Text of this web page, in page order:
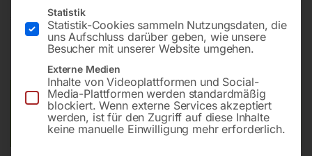
13.800,00 €16.020,00
inkl. MwSt. zzgl.Versandkosten
Versandkosten Standard (Österreich):€40,00
Bitte beachten Sie: Die Versandkosten gelten für Österreich.
Andere Länder können abweichen.
Statistik
Statistik-Cookies sammeln Nutzungsdaten, die
uns Aufschluss darüber geben, wie unsere
Besucher mit unserer Website umgehen.
Externe Medien
Inhalte von Videoplattformen und Social-
Media-Plattformen werden standardmäßig
blockiert. Wenn externe Services akzeptiert
werden, ist für den Zugriff auf diese Inhalte
keine manuelle Einwilligung mehr erforderlich.